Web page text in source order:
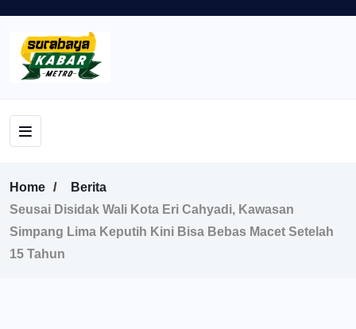
Home
Berita
Seusai Disidak Wali Kota Eri Cahyadi, Kawasan
Simpang Lima Keputih Kini Bisa Bebas Macet Setelah
15 Tahun